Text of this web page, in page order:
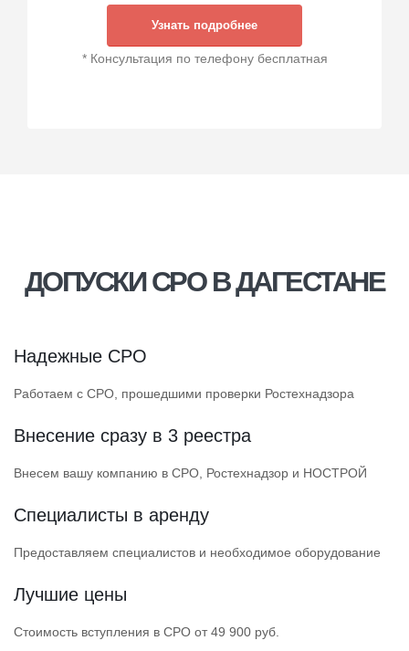
Узнать подробнее
* Консультация по телефону бесплатная
ДОПУСКИ СРО В ДАГЕСТАНЕ
Надежные СРО
Работаем с СРО, прошедшими проверки Ростехнадзора
Внесение сразу в 3 реестра
Внесем вашу компанию в СРО, Ростехнадзор и НОСТРОЙ
Специалисты в аренду
Предоставляем специалистов и необходимое оборудование
Лучшие цены
Стоимость вступления в СРО от 49 900 руб.